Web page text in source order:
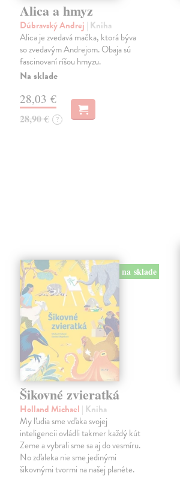
Alica a hmyz
Dúbravský Andrej | Kniha
Alica je zvedavá mačka, ktorá býva
so zvedavým Andrejom. Obaja sú
fascinovaní ríšou hmyzu.
Na sklade
28,03 €
28,90 € ?
na sklade
Šikovné zvieratká
Holland Michael | Kniha
My ľudia sme vďaka svojej
inteligencii ovládli takmer každý kút
Zeme a vybrali sme sa aj do vesmíru.
No zďaleka nie sme jedinými
šikovnými tvormi na našej planéte.